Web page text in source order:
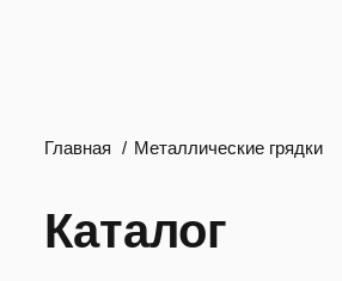
Главная Металлические грядки
Каталог